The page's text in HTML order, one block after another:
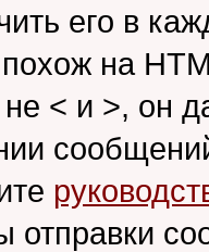
его в
на
< и >, он
отправки